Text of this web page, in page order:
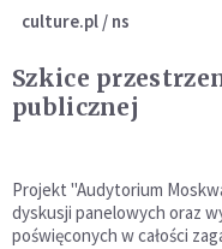
culture.pl / ns
Szkice
publicznej
Projekt "Audytorium
dyskusji panelowych oraz
poświęconych w całości